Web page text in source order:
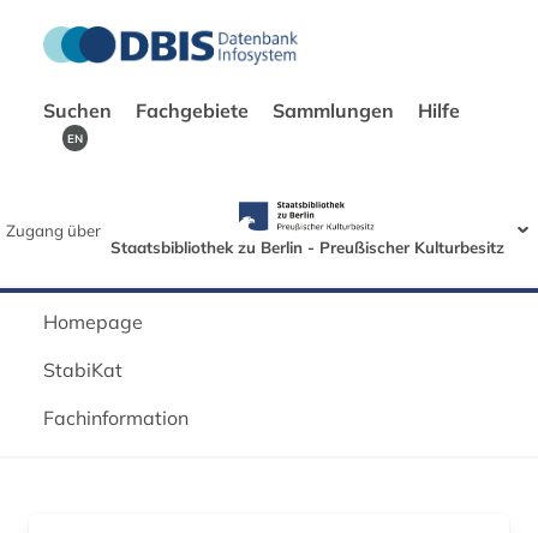
Suchen Fachgebiete Sammlungen Hilfe
EN
Zugang über
Staatsbibliothek zu Berlin - Preußischer Kulturbesitz
Homepage
StabiKat
Fachinformation